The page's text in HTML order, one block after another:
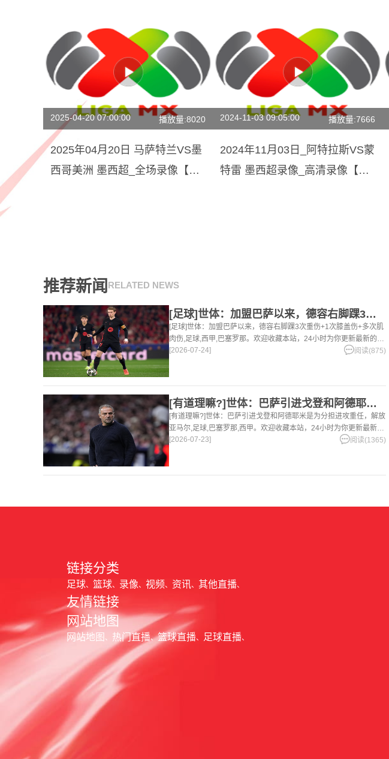
2025-04-20 07:00:00 播放量:8020
2025年04月20日 马萨特兰VS墨
西哥美洲 墨西超_全场录像【视
2024-11-03 09:05:00 播放量:7666
2024年11月03日_阿特拉斯VS蒙
特雷 墨西超录像_高清录像【全
推荐新闻 RELATED NEWS
[足球]世体：加盟巴萨以来，德容右脚踝3次重伤+1次膝盖伤+
[足球]世体：加盟巴萨以来，德容右脚踝3次重伤+1次膝盖伤+多次肌
肉伤,足球,西甲,巴塞罗那。欢迎收藏本站，24小时为你更新最新的足
球，篮球体育资讯。
[2026-07-24] 阅读(875)
[有道理嘛?]世体：巴萨引进戈登和阿德耶米是为分担进攻重任，
[有道理嘛?]世体：巴萨引进戈登和阿德耶米是为分担进攻重任，解放
亚马尔,足球,巴塞罗那,西甲。欢迎收藏本站，24小时为你更新最新的
足球，篮球体育资讯。
[2026-07-23] 阅读(1365)
链接分类
足球 篮球 录像 视频 资讯 其他直播
友情链接
网站地图
网站地图 热门直播 篮球直播 足球直播